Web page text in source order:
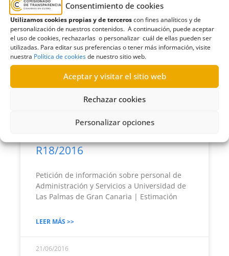
Consentimiento de cookies
Utilizamos cookies propias y de terceroscon fines analíticos y de
personalización de nuestros contenidos. A continuación, puede aceptar
el uso de cookies, rechazarlas o personalizar cuál de ellas pueden ser
utilizadas. Para editar sus preferencias o tener más información, visite
nuestra Política de cookiesde nuestro sitio web.
Aceptar y visitar el sitio web
Rechazar cookies
Personalizar opciones
R26/2016
Solicitud de trámites y documentación sobre
oposiciones a policía al Ayuntamiento de
Santa Cruz de Tenerife | Estimación parcial
R18/2016
Petición de información sobre personal de
Administración y Servicios a Universidad de
Las Palmas de Gran Canaria | Estimación
LEER MÁS >>
21/06/2016